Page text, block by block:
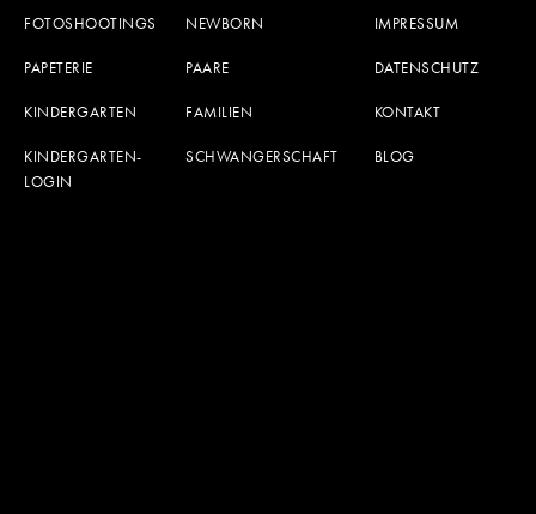
FOTOSHOOTINGS
PAPETERIE
KINDERGARTEN
KINDERGARTEN-
LOGIN
NEWBORN
PAARE
FAMILIEN
SCHWANGERSCHAFT
IMPRESSUM
DATENSCHUTZ
KONTAKT
BLOG